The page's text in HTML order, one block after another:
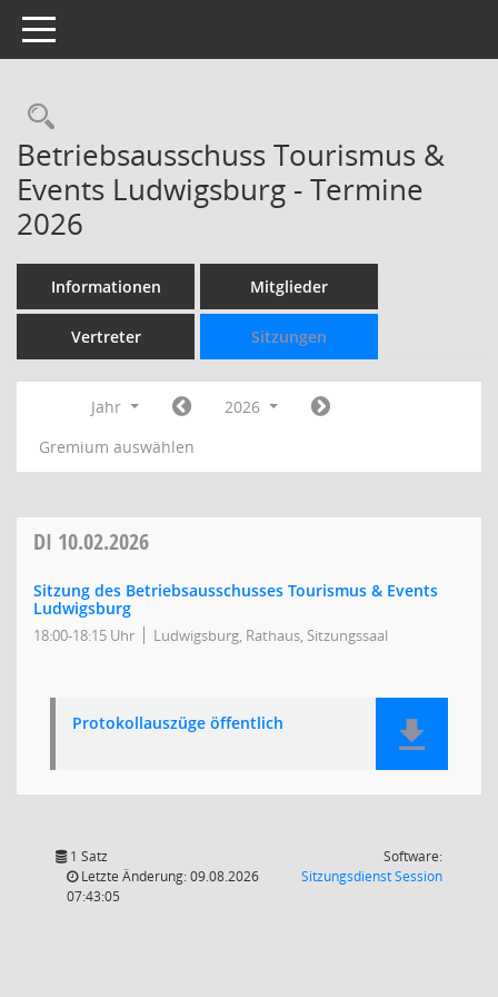
Toggle navigation
Rechercheauswahl
Betriebsausschuss Tourismus &
Events Ludwigsburg - Termine
2026
Informationen Mitglieder
Vertreter Sitzungen
Jahr
2026
Gremium auswählen
DI 10.02.2026
Sitzung des Betriebsausschusses Tourismus & Events
Ludwigsburg
18:00-18:15 Uhr Ludwigsburg, Rathaus, Sitzungssaal
Protokollauszüge öffentlich
1 Satz
Letzte Änderung: 09.08.2026
07:43:05
Software:
SitzungsdienstSession(Wird in